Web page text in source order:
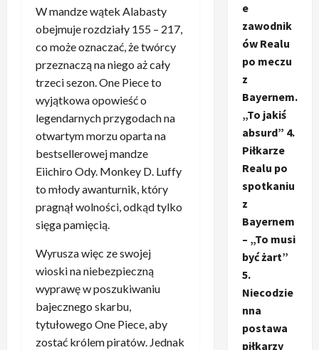
W mandze wątek Alabasty
obejmuje rozdziały 155 – 217,
co może oznaczać, że twórcy
przeznaczą na niego aż cały
trzeci sezon. One Piece to
wyjątkowa opowieść o
legendarnych przygodach na
otwartym morzu oparta na
bestsellerowej mandze
Eiichiro Ody. Monkey D. Luffy
to młody awanturnik, który
pragnął wolności, odkąd tylko
sięga pamięcią.
Wyrusza więc ze swojej
wioski na niebezpieczną
wyprawę w poszukiwaniu
bajecznego skarbu,
tytułowego One Piece, aby
zostać królem piratów. Jednak
e
zawodnik
ów Realu
po meczu
z
Bayernem.
„To jakiś
absurd” 4.
Piłkarze
Realu po
spotkaniu
z
Bayernem
– „To musi
być żart”
5.
Niecodzie
nna
postawa
piłkarzy